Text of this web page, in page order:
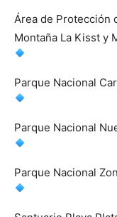
Área de Protección
Montaña La Kisst y
Parque Nacional
Parque Nacional
Parque Nacional